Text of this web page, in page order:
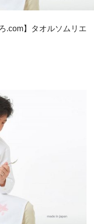
.com】タオルソムリエ